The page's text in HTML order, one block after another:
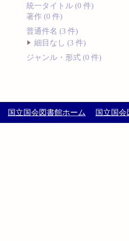
統一タイトル (0 件)
著作 (0 件)
普通件名 (3 件)
細目なし (3 件)
ジャンル・形式 (0 件)
国立国会図書館ホーム 国立国会